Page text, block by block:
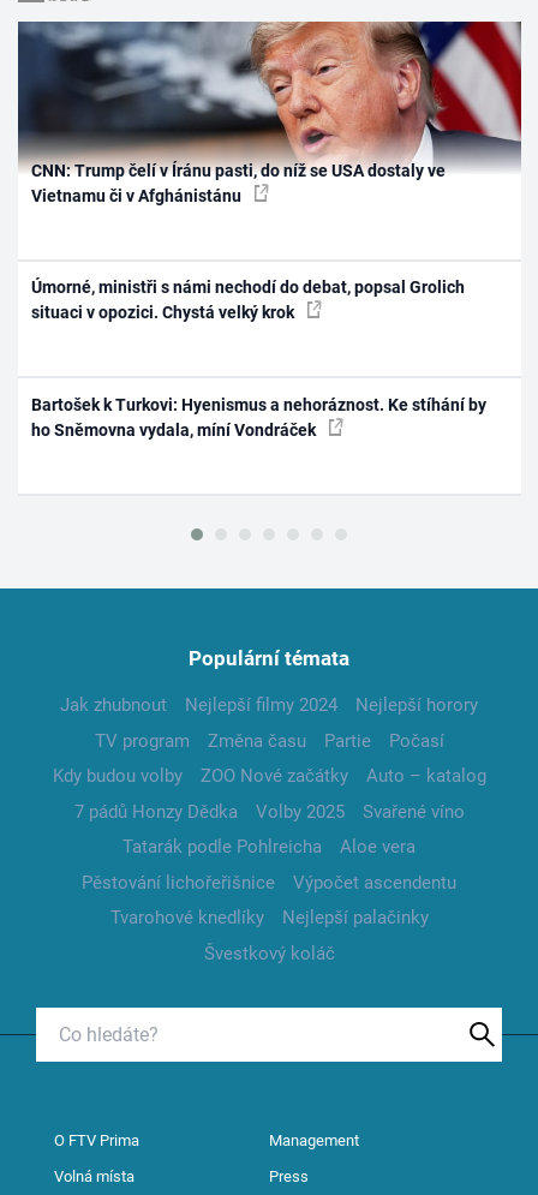
CNN: Trump čelí v Íránu pasti, do níž se USA dostaly ve
Vietnamu či v Afghánistánu
Úmorné, ministři s námi nechodí do debat, popsal Grolich
situaci v opozici. Chystá velký krok
Bartošek k Turkovi: Hyenismus a nehoráznost. Ke stíhání by
ho Sněmovna vydala, míní Vondráček
Populární témata
Jak zhubnout Nejlepší filmy 2024
Nejlepší horory
TV program
Změna času Partie
Počasí
Kdy budou volby
ZOO Nové začátky
Auto – katalog
7 pádů Honzy Dědka
Volby 2025
Svařené víno
Tatarák podle Pohlreicha
Aloe vera
Pěstování lichořeřišnice
Výpočet ascendentu
Tvarohové knedlíky
Nejlepší palačinky
Švestkový koláč
O FTV Prima Management
Volná místa Press